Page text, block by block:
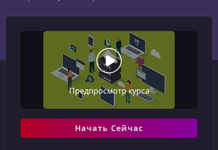
Предпросмотр курса
Начать Сейчас